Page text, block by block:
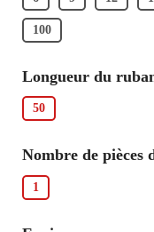
100
Longueur du
50
Nombre de pièces
1